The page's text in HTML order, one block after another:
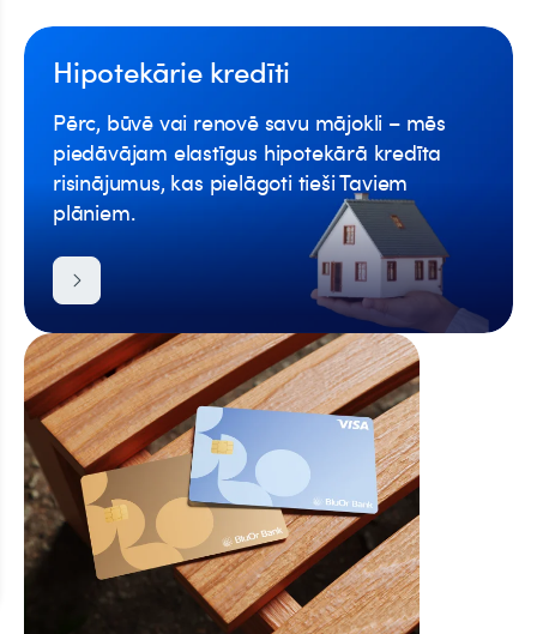
Hipotekārie kredīti
Pērc, būvē vai renovē savu mājokli – mēs
piedāvājam elastīgus hipotekārā kredīta
risinājumus, kas pielāgoti tieši Taviem
plāniem.